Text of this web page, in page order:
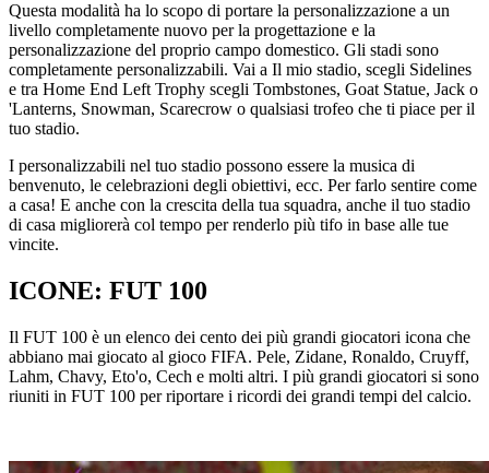
Questa modalità ha lo scopo di portare la personalizzazione a un
livello completamente nuovo per la progettazione e la
personalizzazione del proprio campo domestico. Gli stadi sono
completamente personalizzabili. Vai a Il mio stadio, scegli Sidelines
e tra Home End Left Trophy scegli Tombstones, Goat Statue, Jack o
'Lanterns, Snowman, Scarecrow o qualsiasi trofeo che ti piace per il
tuo stadio.
I personalizzabili nel tuo stadio possono essere la musica di
benvenuto, le celebrazioni degli obiettivi, ecc. Per farlo sentire come
a casa! E anche con la crescita della tua squadra, anche il tuo stadio
di casa migliorerà col tempo per renderlo più tifo in base alle tue
vincite.
ICONE: FUT 100
Il FUT 100 è un elenco dei cento dei più grandi giocatori icona che
abbiano mai giocato al gioco FIFA. Pele, Zidane, Ronaldo, Cruyff,
Lahm, Chavy, Eto'o, Cech e molti altri. I più grandi giocatori si sono
riuniti in FUT 100 per riportare i ricordi dei grandi tempi del calcio.